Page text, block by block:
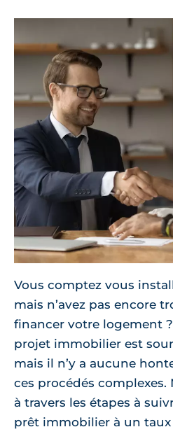
Vous comptez vous
mais n’avez pas encore
financer votre logement
projet immobilier est
mais il n’y a aucune
ces procédés
à travers les étapes à
prêt immobilier à un taux